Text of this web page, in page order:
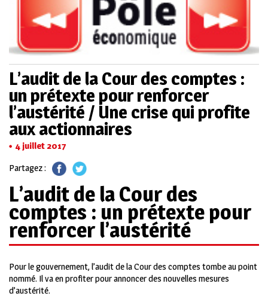
L’audit de la Cour des comptes :
un prétexte pour renforcer
l’austérité / Une crise qui profite
aux actionnaires
4 juillet 2017
Partagez :
L’audit de la Cour des
comptes : un prétexte pour
renforcer l’austérité
Pour le gouvernement, l’audit de la Cour des comptes tombe au point
nommé. Il va en profiter pour annoncer des nouvelles mesures
d’austérité.